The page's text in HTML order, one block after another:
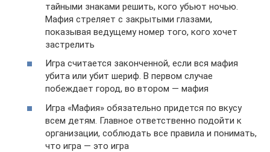
тайными знаками решить, кого убьют ночью.
Мафия стреляет с закрытыми глазами,
показывая ведущему номер того, кого хочет
застрелить
Игра считается законченной, если вся мафия
убита или убит шериф. В первом случае
побеждает город, во втором — мафия
Игра «Мафия» обязательно придется по вкусу
всем детям. Главное ответственно подойти к
организации, соблюдать все правила и понимать,
что игра — это игра